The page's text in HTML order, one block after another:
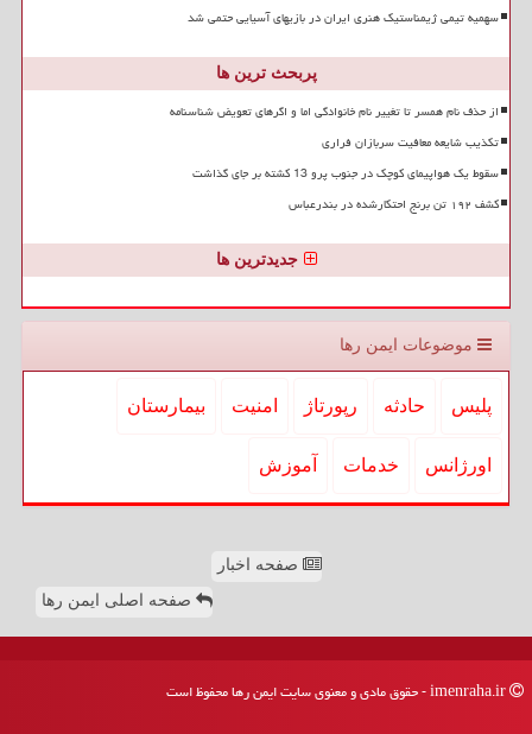
سهمیه تیمی ژیمناستیک هنری ایران در بازیهای آسیایی حتمی شد
پربحث ترین ها
از حذف نام همسر تا تغییر نام خانوادگی اما و اگرهای تعویض شناسنامه
تکذیب شایعه معافیت سربازان فراری
سقوط یک هواپیمای کوچک در جنوب پرو 13 کشته بر جای گذاشت
کشف ۱۹۲ تن برنج احتکارشده در بندرعباس
جدیدترین ها
موضوعات ایمن رها
پلیس حادثه رپورتاژ امنیت بیمارستان
اورژانس خدمات آموزش
صفحه اخبار
صفحه اصلی ایمن رها